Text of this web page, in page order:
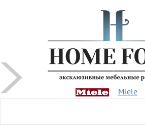
Miele